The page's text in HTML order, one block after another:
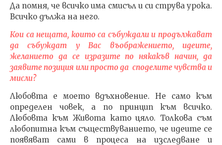
Да помня, че всичко има смисъл и си струва урока.
Всичко дължа на него.
Кои са нещата, които са събуждали и продължават
да събуждат у Вас въображението, идеите,
желанието да се изразите по някакъв начин, да
заявите позиция или просто да споделите чувства и
мисли?
Любовта е моето вдъхновение. Не само към
определен човек, а по принцип към всичко.
Любовта към Живота като цяло. Толкова съм
любопитна към съществуванието, че идеите се
появяват сами в процеса на изследване и